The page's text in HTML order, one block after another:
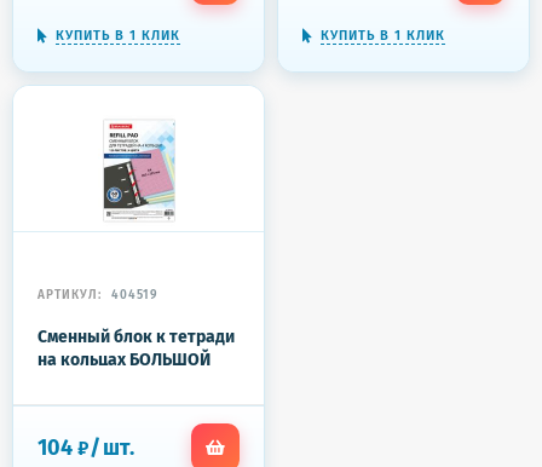
КУПИТЬ В 1 КЛИК КУПИТЬ В 1 КЛИК
АРТИКУЛ: 404519
Сменный блок к тетради
на кольцах БОЛЬШОЙ
BRAUBERG, (4 цвета по 30
104 ₽/шт.